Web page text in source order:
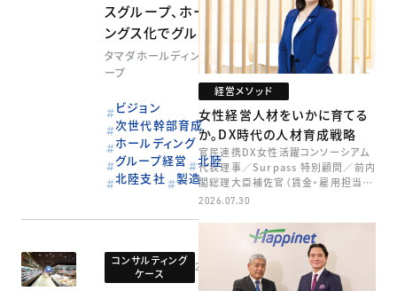
スグループ、ホールディ
ングス化でグループ全
体最適を実現
タマダホールディングスグル
ープ
ビジョン
次世代幹部育成
ホールディング
グループ経営
北陸
北陸支社
製造
コンサルティング
ケース
2023.01.26
経営メソッド
女性経営人材をいかに育てる
か。DX時代の人材育成戦略
官民連携DX女性活躍コンソーシアム
代表理事／Surpass 特別顧問／前内
閣総理大臣補佐官（賃金・雇用担当）
矢田 稚子
2026.07.30